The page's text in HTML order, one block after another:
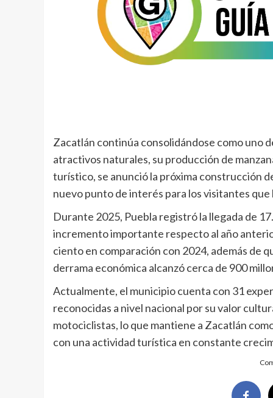
Zacatlán continúa consolidándose como uno
atractivos naturales, su producción de
turístico, se anunció la próxima construcción
nuevo punto de interés para los visitantes
Durante 2025, Puebla registró la llegada de
incremento importante respecto al año
ciento en comparación con 2024, además de
derrama económica alcanzó cerca de 900
Actualmente, el municipio cuenta con 31
reconocidas a nivel nacional por su valor
motociclistas, lo que mantiene a Zacatlán
con una actividad turística en constante